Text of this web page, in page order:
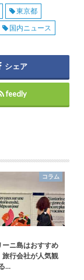
東京都
国内ニュース
シェア
feedly
コラム
ーニ島はおすすめ
旅行会社が人気観
…